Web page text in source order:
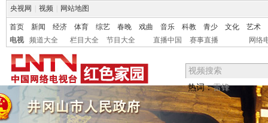
央视网 视频 网站地图
首页 新闻 经济 体育 综艺 春晚 戏曲 音乐 科教 青少 文化
艺术
电视
频道大全 栏目大全 节目大全 直播中国 赛事直播 网络
热词：雷锋